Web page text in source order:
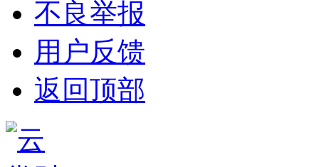
不良举报
用户反馈
返回顶部